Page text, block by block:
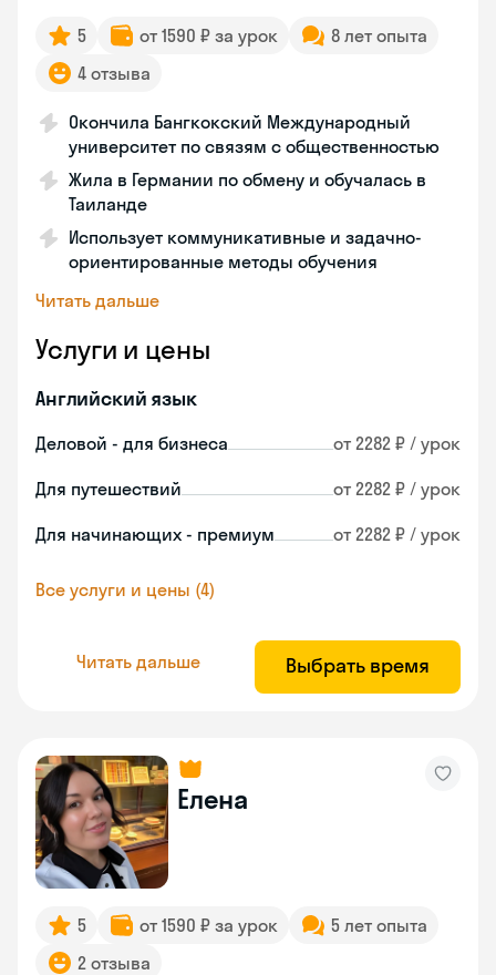
5 от 1590 ₽ за урок
8 лет опыта
4 отзыва
Окончила Бангкокский Международный
университет по связям с общественностью
Жила в Германии по обмену и обучалась в
Таиланде
Использует коммуникативные и задачно-
ориентированные методы обучения
Читать дальше
Услуги и цены
Английский язык
Деловой - для бизнеса от 2282 ₽ / урок
Для путешествий от 2282 ₽ / урок
Для начинающих - премиум от 2282 ₽ / урок
Все услуги и цены (4)
Читать дальше Выбрать время
Елена
5 от 1590 ₽ за урок
5 лет опыта
2 отзыва